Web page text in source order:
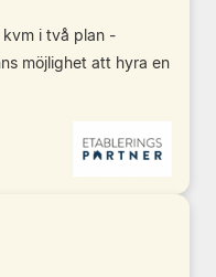
kvm i två plan -
möjlighet att hyra en